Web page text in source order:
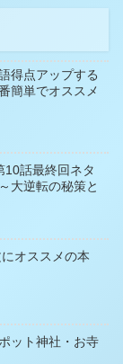
得点アップする
簡単でオススメ
10話最終回ネタ
大逆転の秘策と
オススメの本
ット神社・お寺